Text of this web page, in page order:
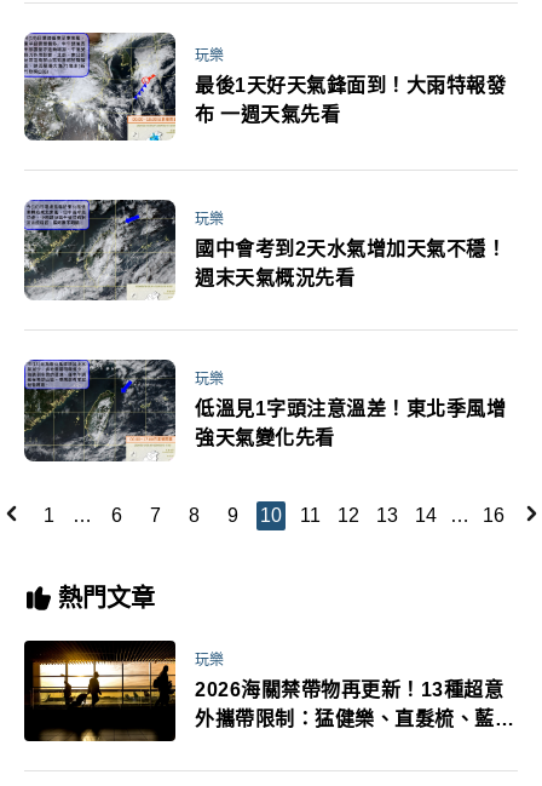
玩樂
最後1天好天氣鋒面到！大雨特報發
布 一週天氣先看
玩樂
國中會考到2天水氣增加天氣不穩！
週末天氣概況先看
玩樂
低溫見1字頭注意溫差！東北季風增
強天氣變化先看
1 … 6 7 8 9 10 11 12 13 14 … 16
熱門文章
玩樂
2026海關禁帶物再更新！13種超意
外攜帶限制：猛健樂、直髮梳、藍牙
萬！注意事項一次看！